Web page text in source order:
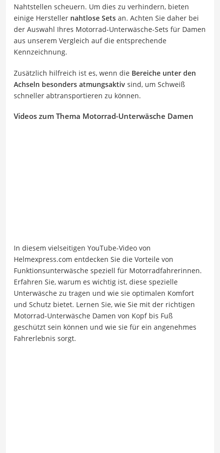
Nahtstellen scheuern. Um dies zu verhindern, bieten
einige Hersteller nahtlose Sets an. Achten Sie daher bei
der Auswahl Ihres Motorrad-Unterwäsche-Sets für Damen
aus unserem Vergleich auf die entsprechende
Kennzeichnung.
Zusätzlich hilfreich ist es, wenn die Bereiche unter den
Achseln besonders atmungsaktiv sind, um Schweiß
schneller abtransportieren zu können.
Videos zum Thema Motorrad-Unterwäsche Damen
In diesem vielseitigen YouTube-Video von
Helmexpress.com entdecken Sie die Vorteile von
Funktionsunterwäsche speziell für Motorradfahrerinnen.
Erfahren Sie, warum es wichtig ist, diese spezielle
Unterwäsche zu tragen und wie sie optimalen Komfort
und Schutz bietet. Lernen Sie, wie Sie mit der richtigen
Motorrad-Unterwäsche Damen von Kopf bis Fuß
geschützt sein können und wie sie für ein angenehmes
Fahrerlebnis sorgt.